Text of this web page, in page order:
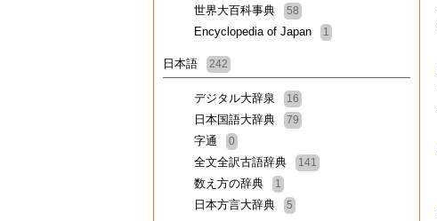
世界大百科事典 58
Encyclopedia of Japan 1
日本語 242
デジタル大辞泉 16
日本国語大辞典 79
字通 0
全文全訳古語辞典 141
数え方の辞典 1
日本方言大辞典 5